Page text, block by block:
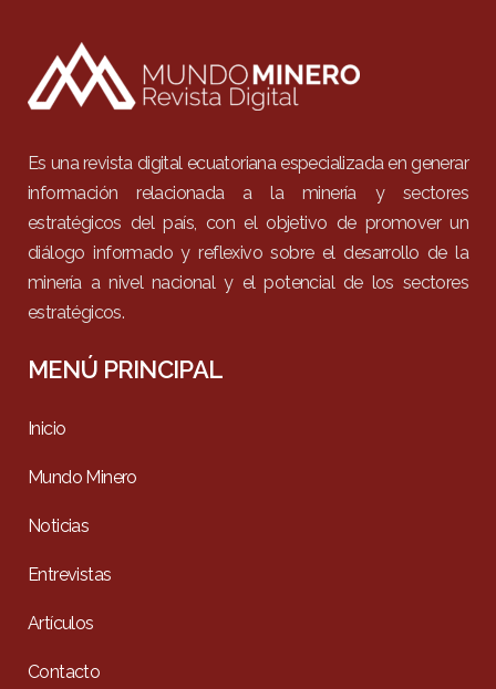
Es una revista digital ecuatoriana especializada en generar
información relacionada a la minería y sectores
estratégicos del país, con el objetivo de promover un
diálogo informado y reflexivo sobre el desarrollo de la
minería a nivel nacional y el potencial de los sectores
estratégicos.
MENÚ PRINCIPAL
Inicio
Mundo Minero
Noticias
Entrevistas
Artículos
Contacto